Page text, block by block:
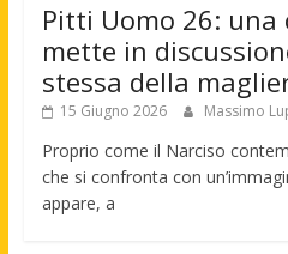
Pitti Uomo 26: una
mette in
stessa della
15 Giugno 2026 Massimo
Proprio come il Narciso
che si confronta con
appare, a